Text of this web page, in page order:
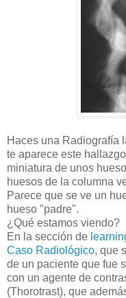
Haces una Radiografía
te aparece este
miniatura de unos
huesos de la columna
Parece que se ve un
hueso "padre".
¿Qué estamos viendo?
En la sección de
Caso Radiológico, que
de un paciente que fue
con un agente de
(Thorotrast), que